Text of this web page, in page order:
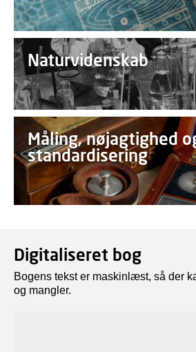
Naturvidenskab
Måling, nøjagtighed
standardisering
Digitaliseret bog
Bogens tekst er maskinlæst, så der
og mangler.